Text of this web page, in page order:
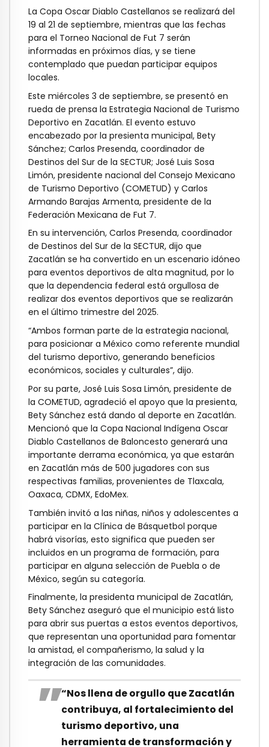
La Copa Oscar Diablo Castellanos se realizará del
19 al 21 de septiembre, mientras que las fechas
para el Torneo Nacional de Fut 7 serán
informadas en próximos días, y se tiene
contemplado que puedan participar equipos
locales.
Este miércoles 3 de septiembre, se presentó en
rueda de prensa la Estrategia Nacional de Turismo
Deportivo en Zacatlán. El evento estuvo
encabezado por la presienta municipal, Bety
Sánchez; Carlos Presenda, coordinador de
Destinos del Sur de la SECTUR; José Luis Sosa
Limón, presidente nacional del Consejo Mexicano
de Turismo Deportivo (COMETUD) y Carlos
Armando Barajas Armenta, presidente de la
Federación Mexicana de Fut 7.
En su intervención, Carlos Presenda, coordinador
de Destinos del Sur de la SECTUR, dijo que
Zacatlán se ha convertido en un escenario idóneo
para eventos deportivos de alta magnitud, por lo
que la dependencia federal está orgullosa de
realizar dos eventos deportivos que se realizarán
en el último trimestre del 2025.
“Ambos forman parte de la estrategia nacional,
para posicionar a México como referente mundial
del turismo deportivo, generando beneficios
económicos, sociales y culturales”, dijo.
Por su parte, José Luis Sosa Limón, presidente de
la COMETUD, agradeció el apoyo que la presienta,
Bety Sánchez está dando al deporte en Zacatlán.
Mencionó que la Copa Nacional Indígena Oscar
Diablo Castellanos de Baloncesto generará una
importante derrama económica, ya que estarán
en Zacatlán más de 500 jugadores con sus
respectivas familias, provenientes de Tlaxcala,
Oaxaca, CDMX, EdoMex.
También invitó a las niñas, niños y adolescentes a
participar en la Clínica de Básquetbol porque
habrá visorías, esto significa que pueden ser
incluidos en un programa de formación, para
participar en alguna selección de Puebla o de
México, según su categoría.
Finalmente, la presidenta municipal de Zacatlán,
Bety Sánchez aseguró que el municipio está listo
para abrir sus puertas a estos eventos deportivos,
que representan una oportunidad para fomentar
la amistad, el compañerismo, la salud y la
integración de las comunidades.
“Nos llena de orgullo que Zacatlán
contribuya, al fortalecimiento del
turismo deportivo, una
herramienta de transformación y